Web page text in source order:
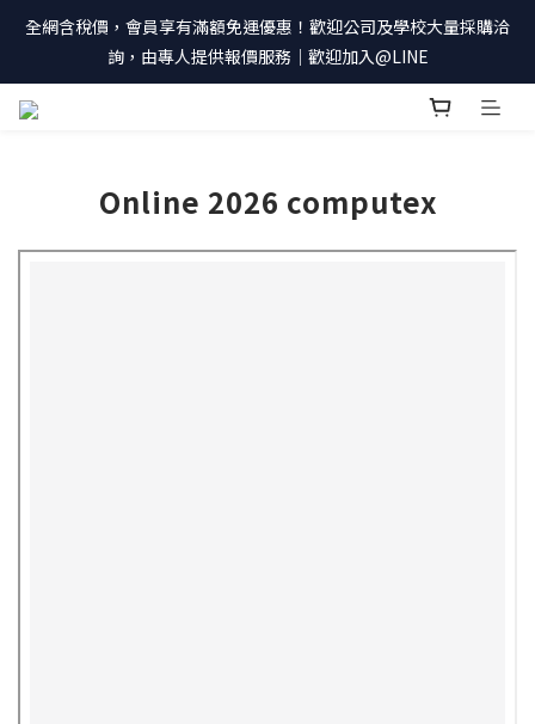
全網含稅價，會員享有滿額免運優惠！歡迎公司及學校大量採購洽
詢，由專人提供報價服務｜歡迎加入@LINE
Online 2026 computex